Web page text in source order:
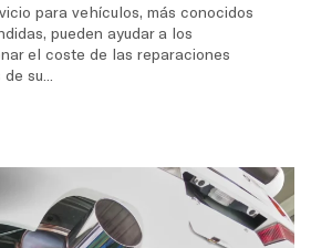
para vehículos, más conocidos
pueden ayudar a los
el coste de las reparaciones
su...